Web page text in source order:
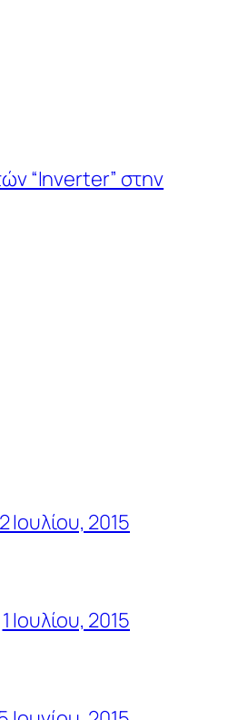
“Inverter” στην
2 Ιουλίου, 2015
1 Ιουλίου, 2015